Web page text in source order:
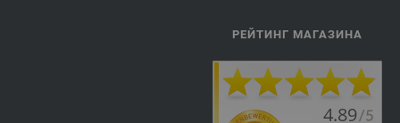
РЕЙТИНГ МАГАЗИНА